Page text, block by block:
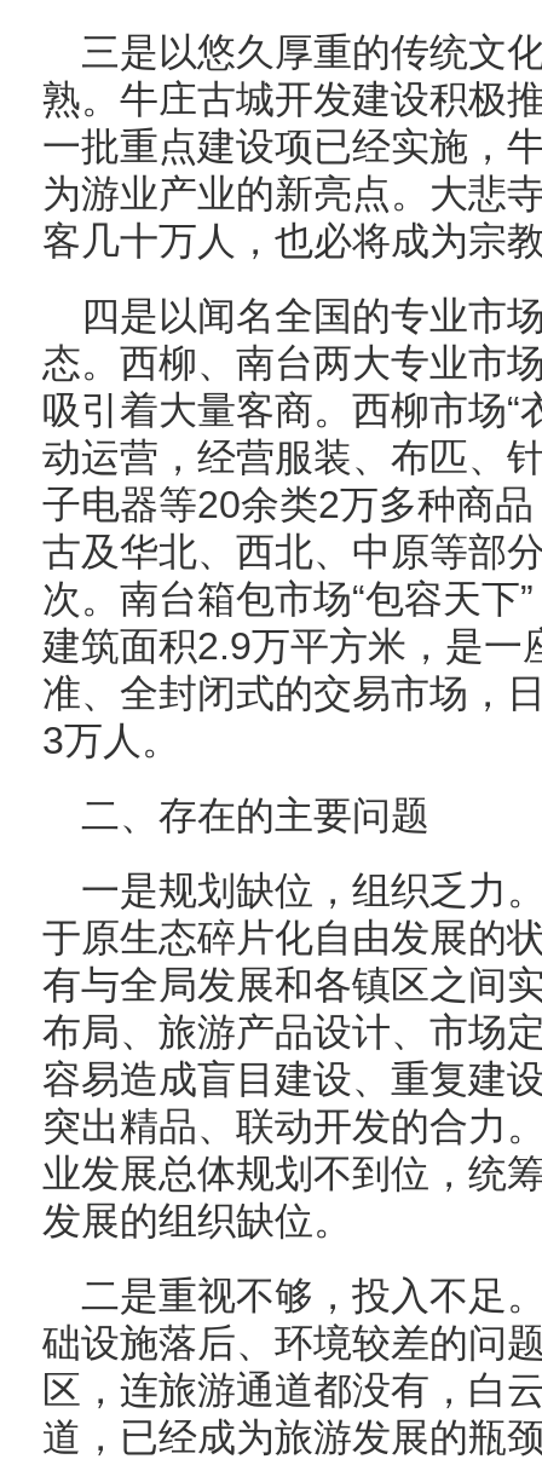
三是以悠久厚重的传统文
熟。牛庄古城开发建设积极
一批重点建设项已经实施，
为游业产业的新亮点。大悲
客几十万人，也必将成为宗
四是以闻名全国的专业市
态。西柳、南台两大专业市
吸引着大量客商。西柳市场
动运营，经营服装、布匹、
子电器等20余类2万多种商
古及华北、西北、中原等部
次。南台箱包市场“包容天下
建筑面积2.9万平方米，是
准、全封闭式的交易市场，
3万人。
二、存在的主要问题
一是规划缺位，组织乏力
于原生态碎片化自由发展的
有与全局发展和各镇区之间
布局、旅游产品设计、市场
容易造成盲目建设、重复建
突出精品、联动开发的合力
业发展总体规划不到位，统
发展的组织缺位。
二是重视不够，投入不足
础设施落后、环境较差的问
区，连旅游通道都没有，白
道，已经成为旅游发展的瓶